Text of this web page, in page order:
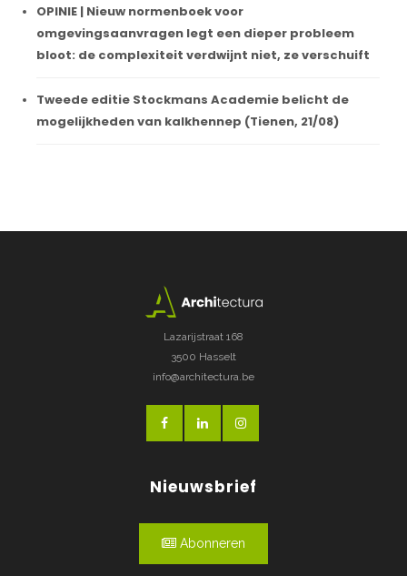
OPINIE | Nieuw normenboek voor
omgevingsaanvragen legt een dieper probleem
bloot: de complexiteit verdwijnt niet, ze verschuift
Tweede editie Stockmans Academie belicht de
mogelijkheden van kalkhennep (Tienen, 21/08)
Lazarijstraat 168
3500 Hasselt
info@architectura.be
Nieuwsbrief
Abonneren